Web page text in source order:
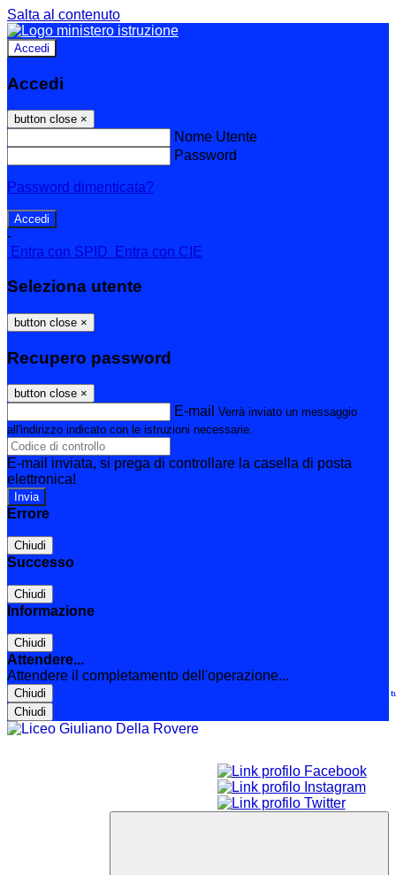
Salta al contenuto
Accedi
Accedi
button close ×
Nome Utente
Password
Password dimenticata?
-
Entra con SPID
Entra con CIE
Seleziona utente
button close ×
Recupero password
button close ×
E-mail Verrà inviato un messaggio
all'indirizzo indicato con le istruzioni necessarie.
E-mail inviata, si prega di controllare la casella di posta
elettronica!
Errore
Chiudi
Successo
Chiudi
Informazione
Chiudi
Attendere...
Attendere il completamento dell'operazione...
Chiudi
Chiudi
Le